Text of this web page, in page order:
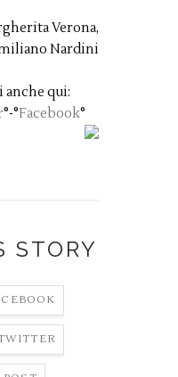
Verona,
Nardini
qui:
°-°Facebook°
STORY